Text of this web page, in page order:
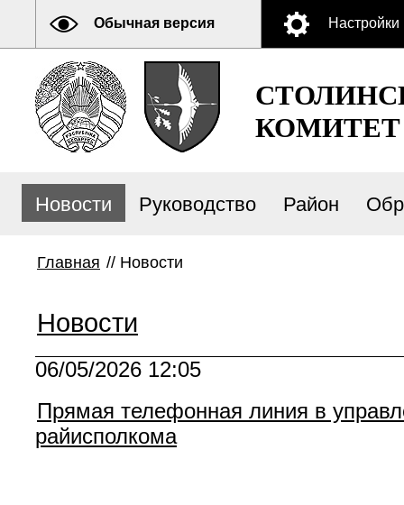
Обычная версия Настройки
КОМИТЕТ
Новости Руководство Район
Главная // Новости
Новости
06/05/2026 12:05
Прямая телефонная линия в
райисполкома